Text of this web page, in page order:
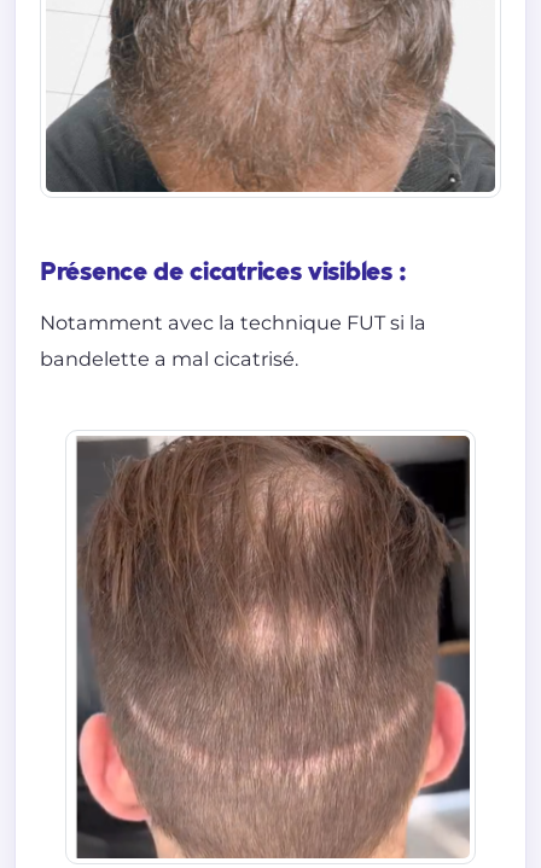
Présence de cicatrices visibles :
Notamment avec la technique FUT si la
bandelette a mal cicatrisé.